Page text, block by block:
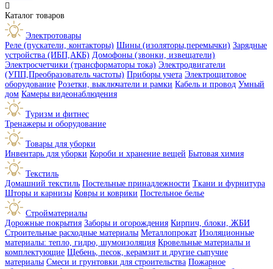

Каталог товаров
Электротовары
Реле (пускатели, контакторы) Шины (изоляторы,перемычки) Зарядные
устройства (ИБП,АКБ) Домофоны (звонки, извещатели)
Электросчетчики (трансформаторы тока) Электродвигатели
(УПП,Преобразователь частоты) Приборы учета Электрощитовое
оборудование Розетки, выключатели и рамки Кабель и провод Умный
дом Камеры видеонаблюдения
Туризм и фитнес
Тренажеры и оборудование
Товары для уборки
Инвентарь для уборки Короби и хранение вещей Бытовая химия
Текстиль
Домашний текстиль Постельные принадлежности Ткани и фурнитура
Шторы и карнизы Ковры и коврики Постельное белье
Стройматериалы
Дорожные покрытия Заборы и огорождения Кирпич, блоки, ЖБИ
Строительные расходные материалы Металлопрокат Изоляционные
материалы: тепло, гидро, шумоизоляция Кровельные материалы и
комплектующие Щебень, песок, керамзит и другие сыпучие
материалы Смеси и грунтовки для строительства Пожарное